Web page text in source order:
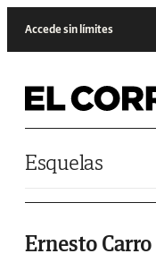
Accede sin límites
Esquelas
Ernesto